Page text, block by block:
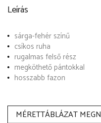
Leírás
sárga-fehér színű
csíkos ruha
rugalmas felső rész
megköthető pántokkal
hosszabb fazon
MÉRETTÁBLÁZAT